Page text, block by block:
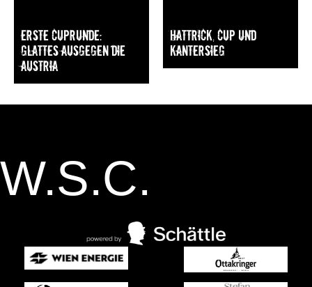
Erste Cuprunde:
Glattes Ausgegen die
Austria
Hattrick, Cup und
Kantersieg
W.S.C.